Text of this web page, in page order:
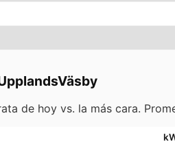
de hoy vs. la más cara.